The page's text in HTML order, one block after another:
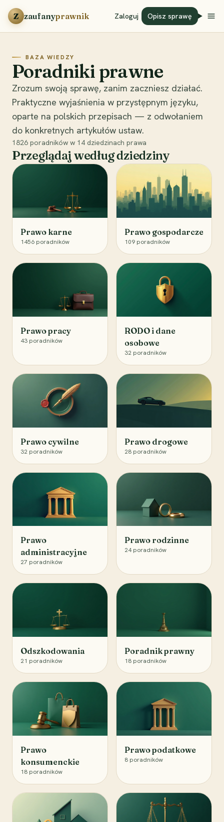
Przejdź do treści
Z zaufanyprawnik Zaloguj Opisz sprawę
BAZA WIEDZY
Poradniki prawne
Zrozum swoją sprawę, zanim zaczniesz działać.
Praktyczne wyjaśnienia w przystępnym języku,
oparte na polskich przepisach — z odwołaniem
do konkretnych artykułów ustaw.
1826 poradników w 14 dziedzinach prawa
Przeglądaj według dziedziny
Prawo karne
1456 poradników
Prawo gospodarcze
109 poradników
Prawo pracy
43 poradników
RODO i dane
osobowe
32 poradników
Prawo cywilne
32 poradników
Prawo drogowe
28 poradników
Prawo
administracyjne
27 poradników
Prawo rodzinne
24 poradników
Odszkodowania
21 poradników
Poradnik prawny
18 poradników
Prawo
konsumenckie
18 poradników
Prawo podatkowe
8 poradników